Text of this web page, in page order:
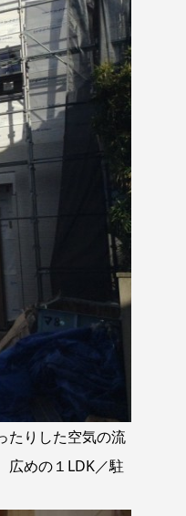
たりした空気の流
広めの１LDK／駐